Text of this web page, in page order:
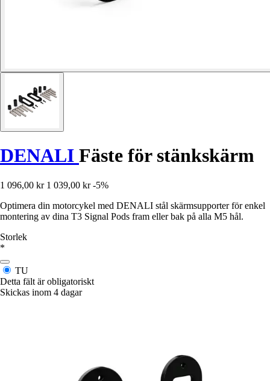
DENALI Fäste för stänkskärm
1 096,00 kr 1 039,00 kr -5%
Optimera din motorcykel med DENALI stål skärmsupporter för enkel
montering av dina T3 Signal Pods fram eller bak på alla M5 hål.
Storlek
*
TU
Detta fält är obligatoriskt
Skickas inom 4 dagar